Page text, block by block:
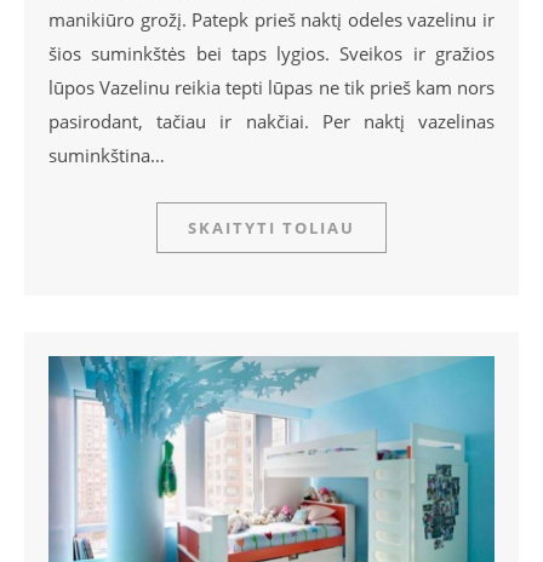
manikiūro grožį. Patepk prieš naktį odeles vazelinu ir
šios suminkštės bei taps lygios. Sveikos ir gražios
lūpos Vazelinu reikia tepti lūpas ne tik prieš kam nors
pasirodant, tačiau ir nakčiai. Per naktį vazelinas
suminkština…
SKAITYTI TOLIAU